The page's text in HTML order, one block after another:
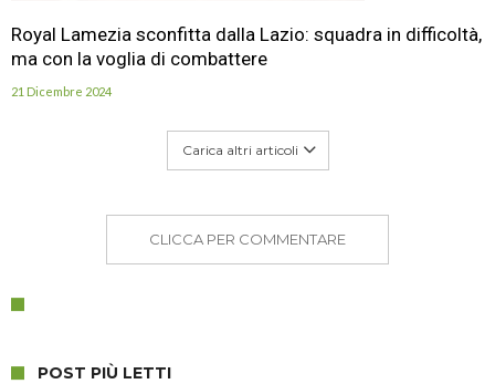
Royal Lamezia sconfitta dalla Lazio: squadra in difficoltà,
ma con la voglia di combattere
21 Dicembre 2024
Carica altri articoli
CLICCA PER COMMENTARE
POST PIÙ LETTI